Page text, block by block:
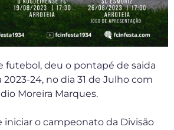
futebol, deu o pontapé de saida
24, no dia 31 de Julho com
Moreira Marques.
iniciar o campeonato da Divisão